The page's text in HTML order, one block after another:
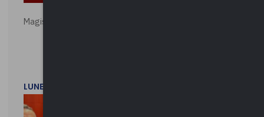
Magistratura e Costituzione. Le ragioni del SÌ e del NO
LUNEDì 1 DICEMBRE 2025